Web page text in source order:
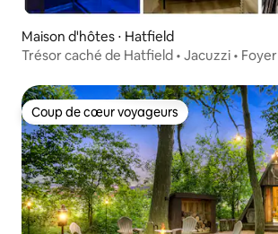
Maison d'hôtes ⋅ Hatfield
Trésor caché de Hatfield • Jacuzzi • Foyer
Coup de cœur voyageurs
Coup de cœur voyageurs